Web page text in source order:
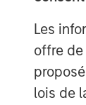
Les
offre
lois de